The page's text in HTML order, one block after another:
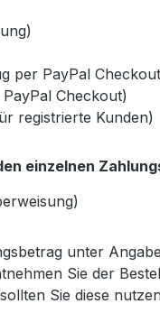
per PayPal
Checkout)
registrierte Kunden)
einzelnen
unter
Sie der
Sie diese